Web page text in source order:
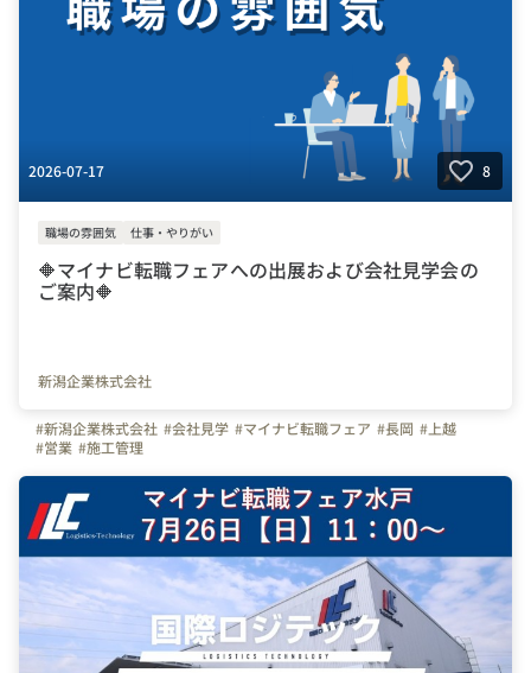
2026-07-17 8
職場の雰囲気 仕事・やりがい
🔶マイナビ転職フェアへの出展および会社見学会の
ご案内🔶
新潟企業株式会社
#新潟企業株式会社 #会社見学 #マイナビ転職フェア #長岡 #上越
#営業 #施工管理